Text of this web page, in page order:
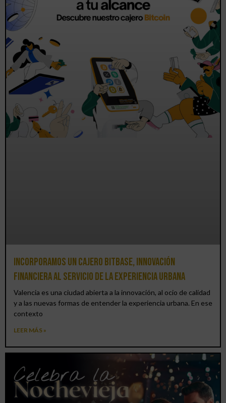
Incorporamos un cajero BitBase, innovación
financiera al servicio de la experiencia urbana
Valencia es una ciudad abierta a la innovación, al ocio de calidad
y a las nuevas formas de entender la experiencia urbana. En ese
contexto
LEER MÁS »